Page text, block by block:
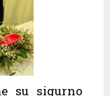
su sigurno